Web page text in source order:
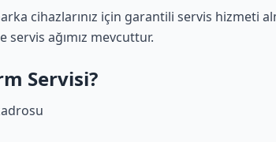
cihazlarınız için garantili servis hizmeti
ağımız mevcuttur.
Servisi?